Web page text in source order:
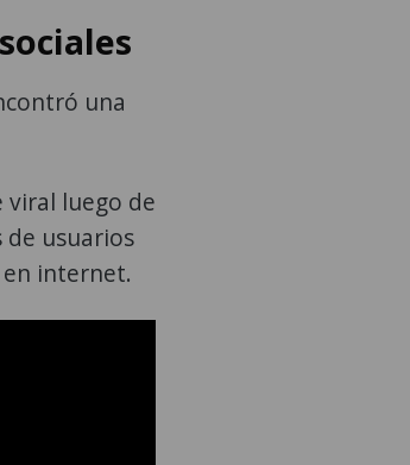
una
viral luego de
de usuarios
internet.